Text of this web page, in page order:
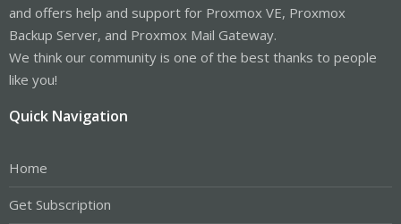
and offers help and support for Proxmox VE, Proxmox
Backup Server, and Proxmox Mail Gateway.
We think our community is one of the best thanks to people
like you!
Quick Navigation
Home
Get Subscription